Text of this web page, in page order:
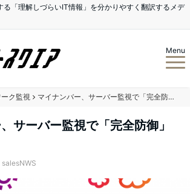
る「理解しづらいIT情報」を分かりやすく翻訳するメデ
Menu
ク監視 マイナンバー、サーバー監視で「完全防御」は可能か？
サーバー監視で「完全防御」
salesNWS